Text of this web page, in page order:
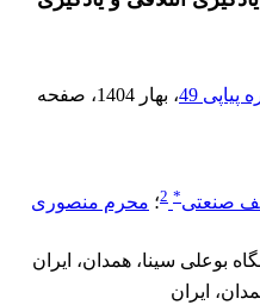
، بهار 1404
، صفحه
صنعتی*
2؛ محرم منصوری
بوعلی سینا، همدان، ایران
ایران